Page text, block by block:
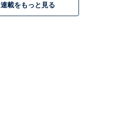
連載をもっと見る